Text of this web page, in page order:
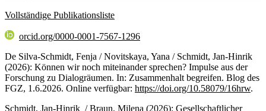
Vollständige Publikationsliste
orcid.org/0000-0001-7567-1296
De Silva-Schmidt, Fenja / Novitskaya, Yana / Schmidt, Jan-Hinrik
(2026): Können wir noch miteinander sprechen? Impulse aus der
Forschung zu Dialogräumen. In: Zusammenhalt begreifen. Blog des
FGZ, 1.6.2026. Online verfügbar: https://doi.org/10.58079/16hrw.
Schmidt, Jan-Hinrik / Braun, Milena (2026): Gesellschaftlicher